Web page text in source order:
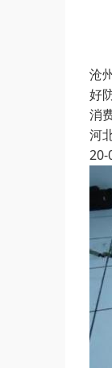
沧
好
消
河
20-